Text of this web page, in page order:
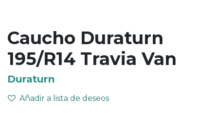
Caucho Duraturn
195/R14 Travia Van
Duraturn
Añadir a lista de deseos